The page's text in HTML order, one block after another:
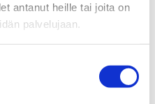
antanut heille tai joita on
palvelujaan.
Asiantuntija,
Yliopistopalvelut /